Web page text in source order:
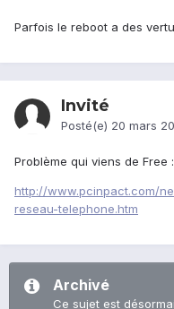
Parfois le reboot a des
Invité
Posté(e) 20 mars
Problème qui viens de Free :
http://www.pcinpact.com/
reseau-telephone.htm
Archivé
Ce sujet est